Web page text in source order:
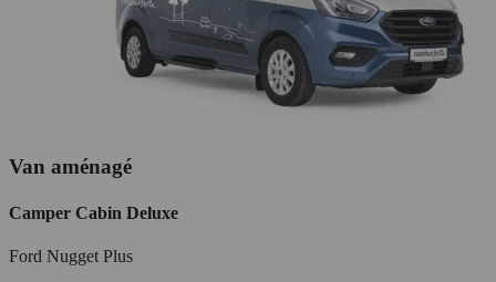
Van aménagé
Camper Cabin Deluxe
Ford Nugget Plus